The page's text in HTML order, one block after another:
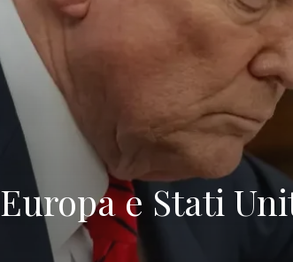
Europa e Stati